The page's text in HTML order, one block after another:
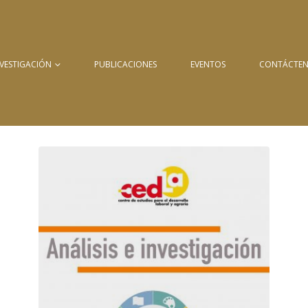
PUBLICACIONES EVENTOS